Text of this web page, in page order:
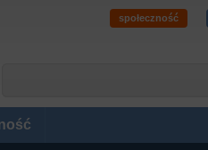
społeczność